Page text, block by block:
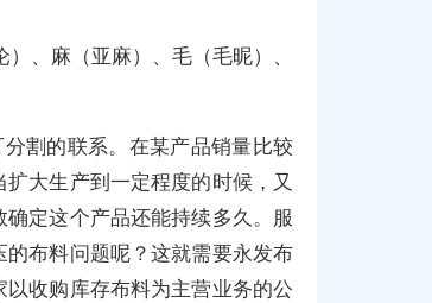
、麻（亚麻）、毛（毛昵）、
割的联系。在某产品销量比较
大生产到一定程度的时候，又
定这个产品还能持续多久。服
布料问题呢？这就需要永发布
收购库存布料为主营业务的公